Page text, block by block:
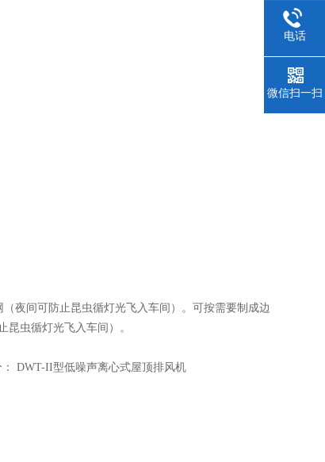
夜间可防止昆虫循灯光飞入车间）。可按需要制成边
昆虫循灯光飞入车间）。
DWT-II型低噪声离心式屋顶排风机
电话
微信扫一扫